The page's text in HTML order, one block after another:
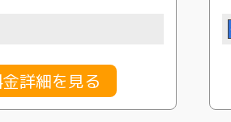
詳細を見る